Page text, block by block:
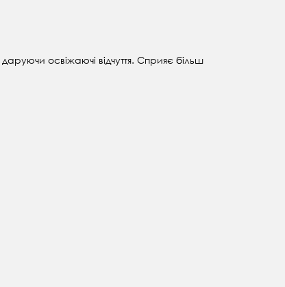
освіжаючі відчуття. Сприяє більш